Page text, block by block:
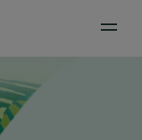
Open